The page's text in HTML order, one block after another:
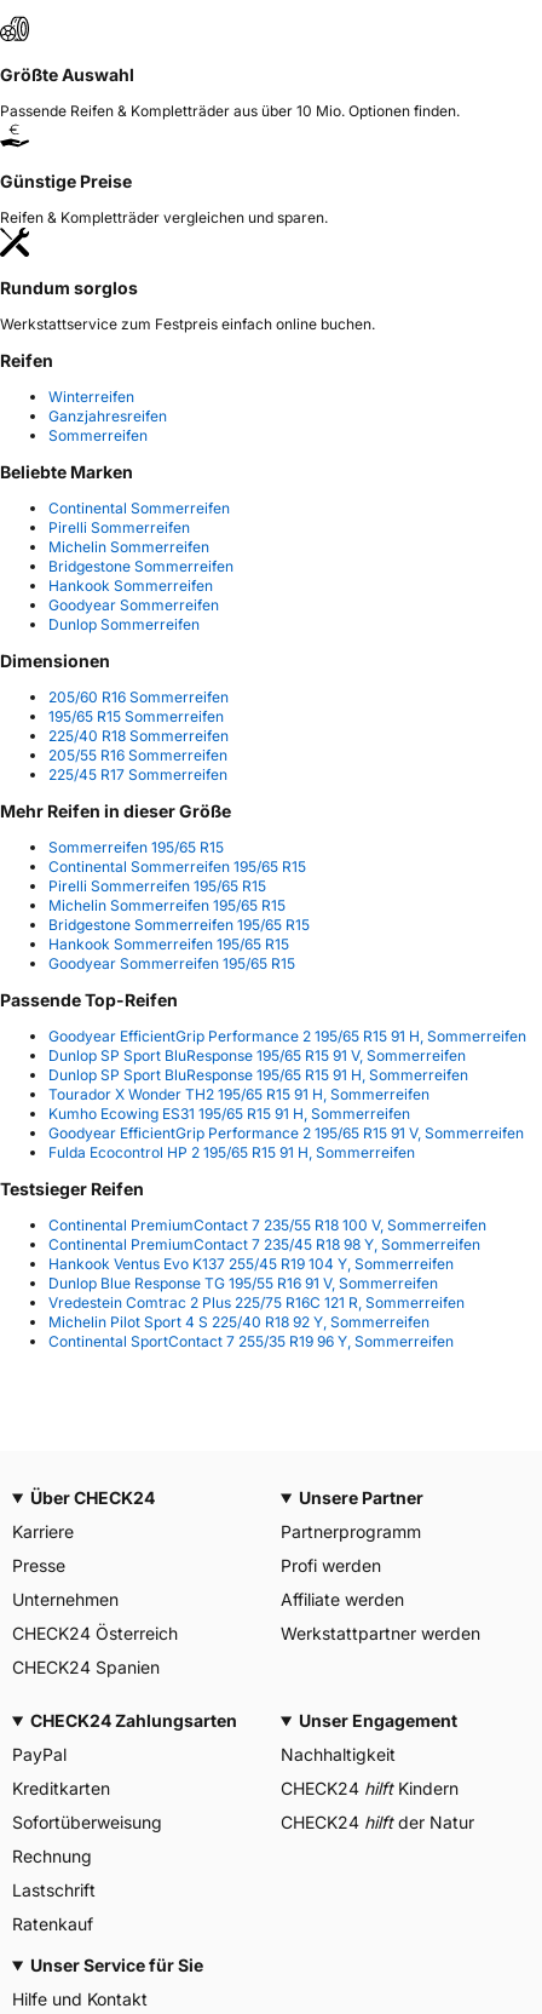
Größte Auswahl
Passende Reifen & Kompletträder aus über 10 Mio. Optionen finden.
Günstige Preise
Reifen & Kompletträder vergleichen und sparen.
Rundum sorglos
Werkstattservice zum Festpreis einfach online buchen.
Reifen
Winterreifen
Ganzjahresreifen
Sommerreifen
Beliebte Marken
Continental Sommerreifen
Pirelli Sommerreifen
Michelin Sommerreifen
Bridgestone Sommerreifen
Hankook Sommerreifen
Goodyear Sommerreifen
Dunlop Sommerreifen
Dimensionen
205/60 R16 Sommerreifen
195/65 R15 Sommerreifen
225/40 R18 Sommerreifen
205/55 R16 Sommerreifen
225/45 R17 Sommerreifen
Mehr Reifen in dieser Größe
Sommerreifen 195/65 R15
Continental Sommerreifen 195/65 R15
Pirelli Sommerreifen 195/65 R15
Michelin Sommerreifen 195/65 R15
Bridgestone Sommerreifen 195/65 R15
Hankook Sommerreifen 195/65 R15
Goodyear Sommerreifen 195/65 R15
Passende Top-Reifen
Goodyear EfficientGrip Performance 2 195/65 R15 91 H, Sommerreifen
Dunlop SP Sport BluResponse 195/65 R15 91 V, Sommerreifen
Dunlop SP Sport BluResponse 195/65 R15 91 H, Sommerreifen
Tourador X Wonder TH2 195/65 R15 91 H, Sommerreifen
Kumho Ecowing ES31 195/65 R15 91 H, Sommerreifen
Goodyear EfficientGrip Performance 2 195/65 R15 91 V, Sommerreifen
Fulda Ecocontrol HP 2 195/65 R15 91 H, Sommerreifen
Testsieger Reifen
Continental PremiumContact 7 235/55 R18 100 V, Sommerreifen
Continental PremiumContact 7 235/45 R18 98 Y, Sommerreifen
Hankook Ventus Evo K137 255/45 R19 104 Y, Sommerreifen
Dunlop Blue Response TG 195/55 R16 91 V, Sommerreifen
Vredestein Comtrac 2 Plus 225/75 R16C 121 R, Sommerreifen
Michelin Pilot Sport 4 S 225/40 R18 92 Y, Sommerreifen
Continental SportContact 7 255/35 R19 96 Y, Sommerreifen
Über CHECK24
Karriere
Presse
Unternehmen
CHECK24 Österreich
CHECK24 Spanien
Unsere Partner
Partnerprogramm
Profi werden
Affiliate werden
Werkstattpartner werden
CHECK24 Zahlungsarten
PayPal
Kreditkarten
Sofortüberweisung
Rechnung
Lastschrift
Ratenkauf
Unser Engagement
Nachhaltigkeit
CHECK24 hilftKindern
CHECK24 hilftder Natur
Unser Service für Sie
Hilfe und Kontakt